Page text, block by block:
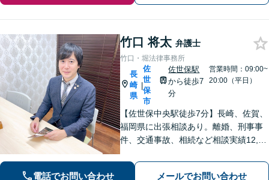
竹口 将太 弁護士
竹口・堀法律事務所
長
崎
県
|
佐
世
保
市
佐世保駅
から徒歩7
分
営業時間：09:00~
20:00（平日）
【佐世保中央駅徒歩7分】長崎、佐賀、
福岡県に出張相談あり。離婚、刑事事
件、交通事故、相続など相談実績12,00
【まちの法律家】ぜひ、お気軽にご相
電話でお問い合わせ メールでお問い合わせ